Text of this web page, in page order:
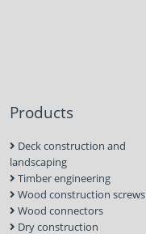
Products
Deck construction and
landscaping
Timber engineering
Wood construction screws
Wood connectors
Dry construction